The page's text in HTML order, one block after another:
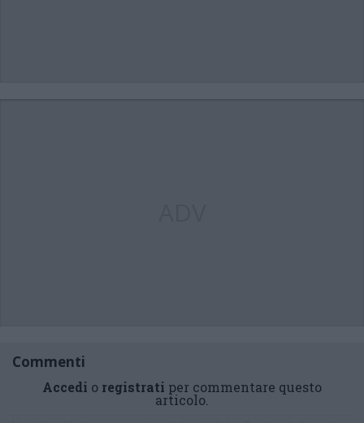
Commenti
Accedi o registrati per commentare questo
articolo.